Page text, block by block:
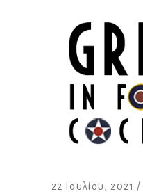
22 Ιουλίου, 2021